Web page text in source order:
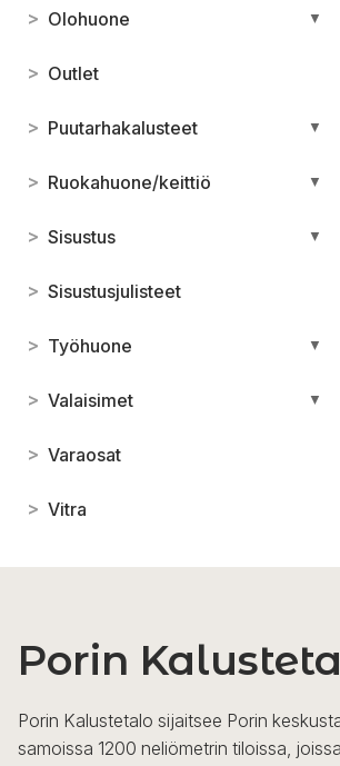
> Olohuone ▼
> Outlet
> Puutarhakalusteet ▼
> Ruokahuone/keittiö ▼
> Sisustus ▼
> Sisustusjulisteet
> Työhuone ▼
> Valaisimet ▼
> Varaosat
> Vitra
Porin
Porin Kalustetalo sijaitsee Porin
samoissa 1200 neliömetrin tiloissa,